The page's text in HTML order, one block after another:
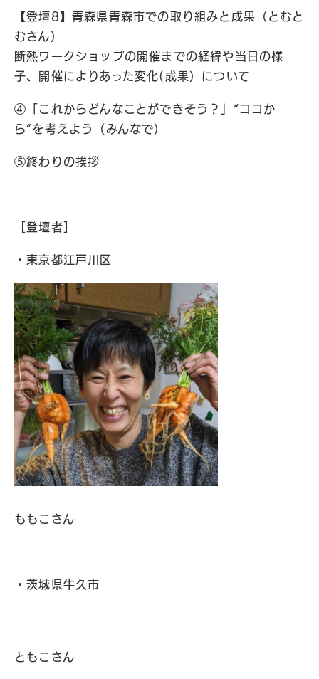
【登壇8】青森県青森市での取り組みと成果（とむと
むさん）
断熱ワークショップの開催までの経緯や当日の様
子、開催によりあった変化(成果）について
④「これからどんなことができそう？」“ココか
ら”を考えよう（みんなで）
⑤終わりの挨拶
［登壇者］
・東京都江戸川区
ももこさん
・茨城県牛久市
ともこさん